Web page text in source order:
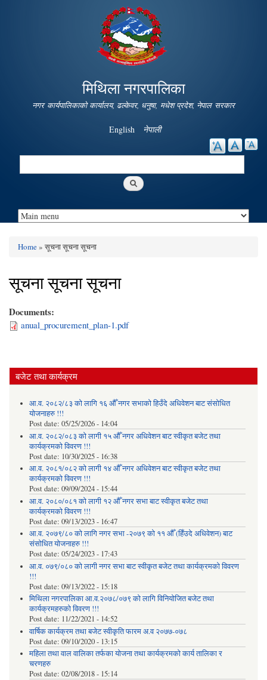
Skip to
main
content
मिथिला नगरपालिका
नगर कार्यपालिकाको कार्यालय, ढल्केवर, धनुषा, मधेश प्रदेश, नेपाल सरकार
English नेपाली
Search
You are here
Home» सूचना सूचना सूचना
सूचना सूचना सूचना
Documents:
anual_procurement_plan-1.pdf
बजेट तथा कार्यक्रम
आ.व. २०८२/८३ को लागि १६ औँ नगर सभाको हिउँदे अधिवेशन बाट संसोधित
योजनाहरु !!!
Post date: 05/25/2026 - 14:04
आ.व. २०८२/०८३ को लागी १५ औँ नगर अधिवेशन बाट स्वीकृत बजेट तथा
कार्यक्रमको विवरण !!!
Post date: 10/30/2025 - 16:38
आ.व. २०८१/०८२ को लागी १४ औँ नगर अधिवेशन बाट स्वीकृत बजेट तथा
कार्यक्रमको विवरण !!!
Post date: 09/09/2024 - 15:44
आ.व. २०८०/०८१ को लागी १२ औँ नगर सभा बाट स्वीकृत बजेट तथा
कार्यक्रमको विवरण !!!
Post date: 09/13/2023 - 16:47
आ.व. २०७९/८० को लागि नगर सभा -२०७९ को ११ औँ (हिँउदे अधिवेशन) बाट
संसोधित योजनाहरु !!!
Post date: 05/24/2023 - 17:43
आ.व. ०७९/०८० को लागी नगर सभा बाट स्वीकृत बजेट तथा कार्यक्रमको विवरण
!!!
Post date: 09/13/2022 - 15:18
मिथिला नगरपालिका आ.व.२०७८/०७९ को लागि विनियोजित बजेट तथा
कार्यक्रमहरुको विवरण !!!
Post date: 11/22/2021 - 14:52
वार्षिक कार्यक्रम तथा बजेट स्वीकृति फारम अ.व २०७७-०७८
Post date: 09/10/2020 - 13:15
महिला तथा वाल वालिका तर्फका याेजना तथा कार्यक्रमकाे कार्य तालिका र
चरणहरु
Post date: 02/08/2018 - 15:14